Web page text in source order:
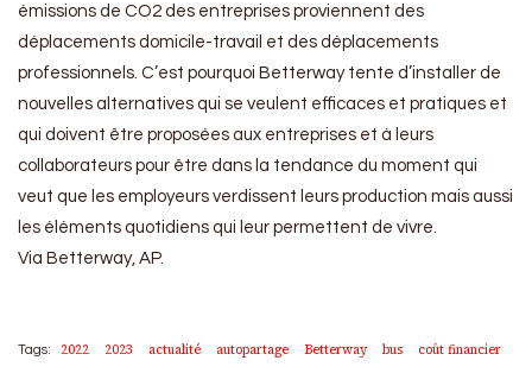
émissions de CO2 des entreprises proviennent des
déplacements domicile-travail et des déplacements
professionnels. C’est pourquoi Betterway tente d’installer de
nouvelles alternatives qui se veulent efficaces et pratiques et
qui doivent être proposées aux entreprises et à leurs
collaborateurs pour être dans la tendance du moment qui
veut que les employeurs verdissent leurs production mais aussi
les éléments quotidiens qui leur permettent de vivre.
Via Betterway, AP.
Tags: 2022 2023 actualité autopartage Betterway bus
coût financier